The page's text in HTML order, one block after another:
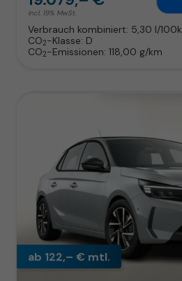
incl. 19% MwSt.
Verbrauch kombiniert: 5,30 l/
CO2-Klasse: D
CO2-Emissionen: 118,00 g/km
ab 122,– € mtl.